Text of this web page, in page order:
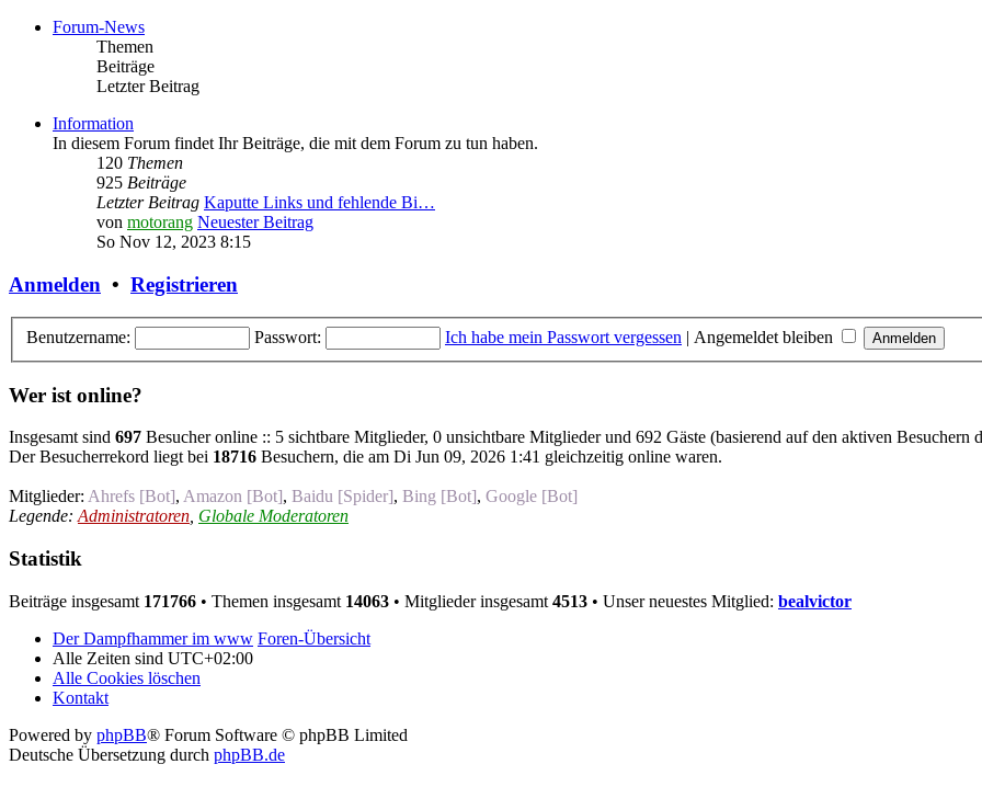
Forum-News
Themen
Beiträge
Letzter Beitrag
Information
In diesem Forum findet Ihr Beiträge, die mit dem Forum zu tun haben.
120 Themen
925 Beiträge
Letzter Beitrag Kaputte Links und fehlende Bi…
von motorang Neuester Beitrag
So Nov 12, 2023 8:15
Anmelden • Registrieren
Benutzername: Passwort: Ich habe mein Passwort vergessen | Angemeldet bleiben
Wer ist online?
Insgesamt sind 697 Besucher online :: 5 sichtbare Mitglieder, 0 unsichtbare Mitglieder und 692 Gäste (basierend auf den aktiven Besuchern
Der Besucherrekord liegt bei 18716 Besuchern, die am Di Jun 09, 2026 1:41 gleichzeitig online waren.
Mitglieder: Ahrefs [Bot], Amazon [Bot], Baidu [Spider], Bing [Bot], Google [Bot]
Legende: Administratoren Globale Moderatoren
Statistik
Beiträge insgesamt 171766 • Themen insgesamt 14063 • Mitglieder insgesamt 4513 • Unser neuestes Mitglied: bealvictor
Der Dampfhammer im www Foren-Übersicht
Alle Zeiten sind UTC+02:00
Alle Cookies löschen
Kontakt
Powered by phpBB® Forum Software © phpBB Limited
Deutsche Übersetzung durch phpBB.de